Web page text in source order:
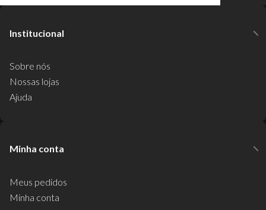
Institucional
Sobre nós
Nossas lojas
Ajuda
Minha conta
Meus pedidos
Minha conta